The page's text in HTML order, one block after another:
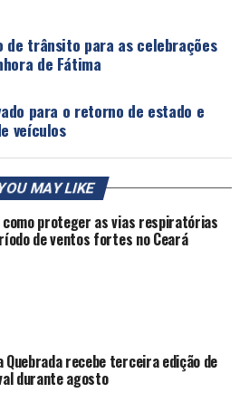
de trânsito para as celebrações
de Fátima
para o retorno de estado e
veículos
MAY LIKE
como proteger as vias respiratórias
de ventos fortes no Ceará
Quebrada recebe terceira edição de
durante agosto